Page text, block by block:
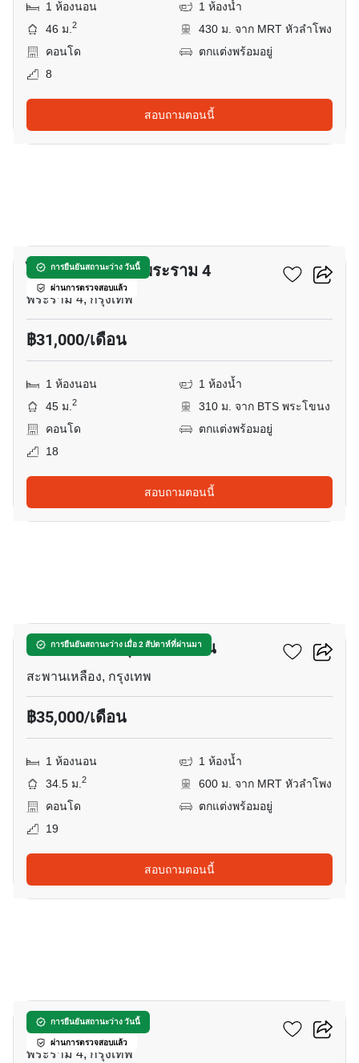
1 ห้องนอน
1 ห้องน้ำ
46 ม.2
430 ม. จาก MRT หัวลำโพง
คอนโด
ตกแต่งพร้อมอยู่
8
สอบถามตอนนี้
การยืนยันสถานะว่าง วันนี้
ผ่านการตรวจสอบแล้ว
ไอดีโอ สุขุมวิท - พระราม 4
พระราม 4, กรุงเทพ
฿31,000/เดือน
1 ห้องนอน
1 ห้องน้ำ
45 ม.2
310 ม. จาก BTS พระโขนง
คอนโด
ตกแต่งพร้อมอยู่
18
สอบถามตอนนี้
การยืนยันสถานะว่าง เมื่อ 2 สัปดาห์ที่ผ่านมา
พาร์ค ออริจิ้น จุฬา-สามย่าน
สะพานเหลือง, กรุงเทพ
฿35,000/เดือน
1 ห้องนอน
1 ห้องน้ำ
34.5 ม.2
600 ม. จาก MRT หัวลำโพง
คอนโด
ตกแต่งพร้อมอยู่
19
สอบถามตอนนี้
การยืนยันสถานะว่าง วันนี้
ผ่านการตรวจสอบแล้ว
ลุมพินี พาร์ค วิว
พระราม 4, กรุงเทพ